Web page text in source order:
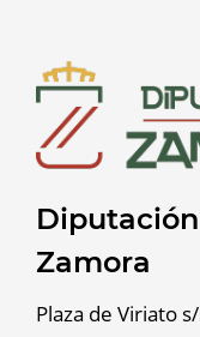
Zamora
Plaza de Viriato